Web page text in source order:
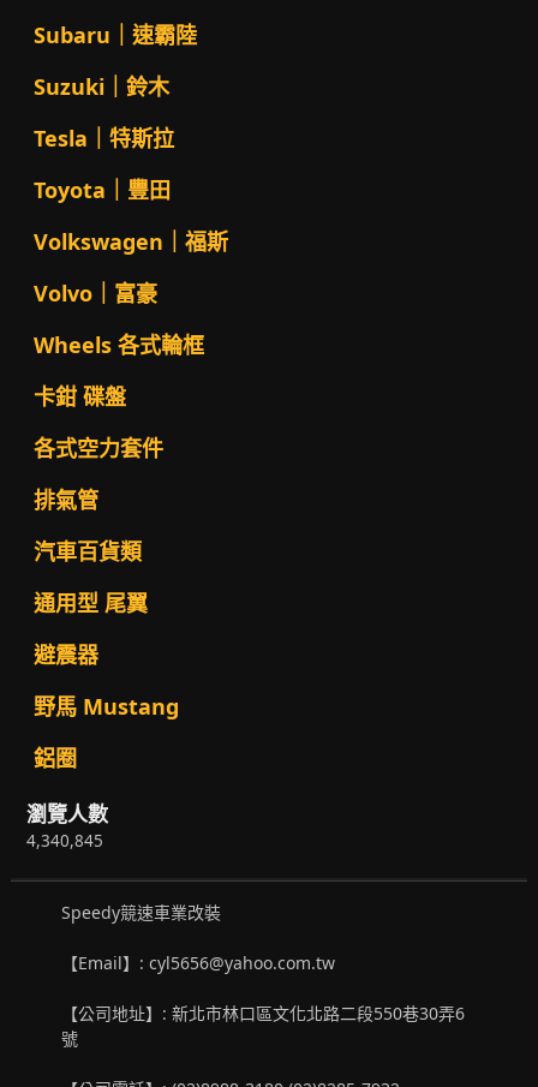
Subaru｜速霸陸
Suzuki｜鈴木
Tesla｜特斯拉
Toyota｜豐田
Volkswagen｜福斯
Volvo｜富豪
Wheels 各式輪框
卡鉗 碟盤
各式空力套件
排氣管
汽車百貨類
通用型 尾翼
避震器
野馬 Mustang
鋁圈
瀏覽人數
4,340,845
Speedy競速車業改裝
【Email】: cyl5656@yahoo.com.tw
【公司地址】: 新北市林口區文化北路二段550巷30弄6
號